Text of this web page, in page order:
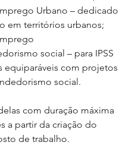
Urbano – dedicado
em territórios urbanos;
social – para IPSS
equiparáveis com projetos
social.
com duração máxima
a partir da criação do
de trabalho.